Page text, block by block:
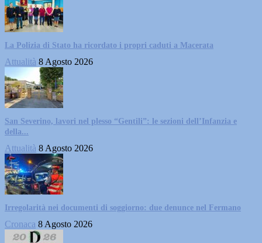
La Polizia di Stato ha ricordato i propri caduti a Macerata
Attualità 8 Agosto 2026
San Severino, lavori nel plesso “Gentili”: le sezioni dell’Infanzia e
della...
Attualità 8 Agosto 2026
Irregolarità nei documenti di soggiorno: due denunce nel Fermano
Cronaca 8 Agosto 2026